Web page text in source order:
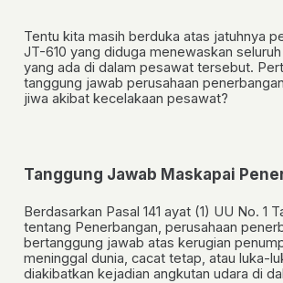
Tentu kita masih berduka atas jatuhnya
JT-610 yang diduga menewaskan
yang ada di dalam pesawat tersebut.
tanggung jawab perusahaan
jiwa akibat kecelakaan pesawat?
Tanggung Jawab Maskapai
Berdasarkan Pasal 141 ayat (1) UU No. 1
tentang Penerbangan, perusahaan
bertanggung jawab atas kerugian
meninggal dunia, cacat tetap, atau luka-
diakibatkan kejadian angkutan udara di